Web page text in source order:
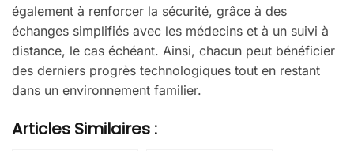
également à renforcer la sécurité, grâce à des
échanges simplifiés avec les médecins et à un suivi à
distance, le cas échéant. Ainsi, chacun peut bénéficier
des derniers progrès technologiques tout en restant
dans un environnement familier.
Articles Similaires :